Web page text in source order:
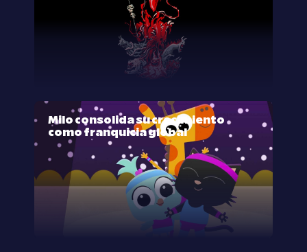
Milo consolida su crecimiento
como franquicia global